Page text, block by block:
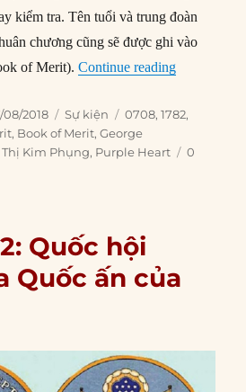
kiểm tra. Tên tuổi và trung đoàn
chương cũng sẽ được ghi vào
of Merit).Continue reading“07/08/
08/2018 Categories
Sự kiện Tags
0708,1782,
, Book of Merit,George
Kim Phụng, Purple Heart
0
Quốc hội
Quốc ấn của